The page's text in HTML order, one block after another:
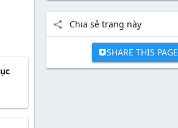
Chia sẻ trang này
SHARE THIS PAGE